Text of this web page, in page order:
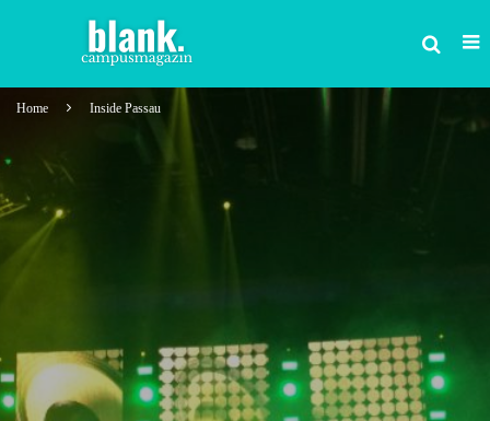
Home Inside Passau